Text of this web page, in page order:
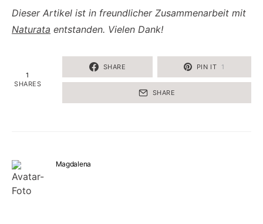
Dieser Artikel ist in freundlicher Zusammenarbeit mit
Naturata entstanden. Vielen Dank!
1
SHARES
SHARE PIN IT 1
SHARE
Magdalena